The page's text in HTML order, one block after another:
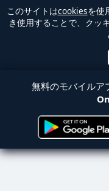
このサイトはcookiesを使
き使用することで、クッ
無料のモバイルア